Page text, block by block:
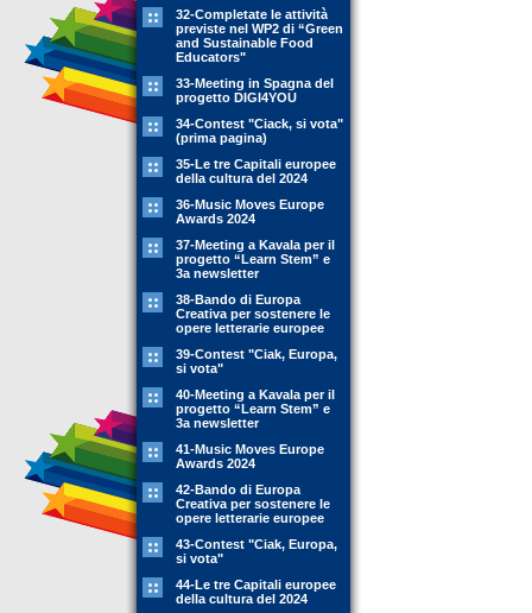
32-Completate le attività
previste nel WP2 di “Green
and Sustainable Food
Educators"
33-Meeting in Spagna del
progetto DIGI4YOU
34-Contest "Ciack, si vota"
(prima pagina)
35-Le tre Capitali europee
della cultura del 2024
36-Music Moves Europe
Awards 2024
37-Meeting a Kavala per il
progetto “Learn Stem” e
3a newsletter
38-Bando di Europa
Creativa per sostenere le
opere letterarie europee
39-Contest "Ciak, Europa,
si vota"
40-Meeting a Kavala per il
progetto “Learn Stem” e
3a newsletter
41-Music Moves Europe
Awards 2024
42-Bando di Europa
Creativa per sostenere le
opere letterarie europee
43-Contest "Ciak, Europa,
si vota"
44-Le tre Capitali europee
della cultura del 2024